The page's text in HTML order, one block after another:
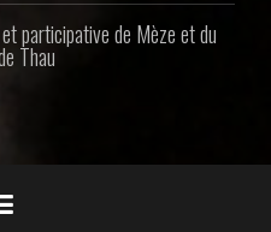
participative de Mèze et du
Thau